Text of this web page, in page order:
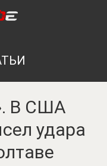
В США
удара